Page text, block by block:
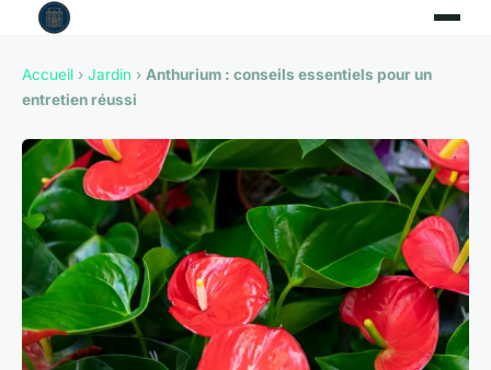
Accueil › Jardin › Anthurium : conseils essentiels pour un
entretien réussi